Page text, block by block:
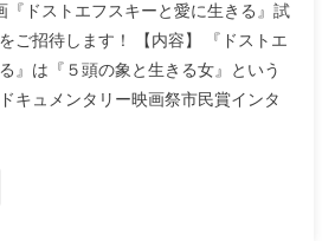
『ドストエフスキーと愛に生きる』試
ご招待します！ 【内容】 『ドストエ
』は『５頭の象と生きる女』という
キュメンタリー映画祭市民賞インタ